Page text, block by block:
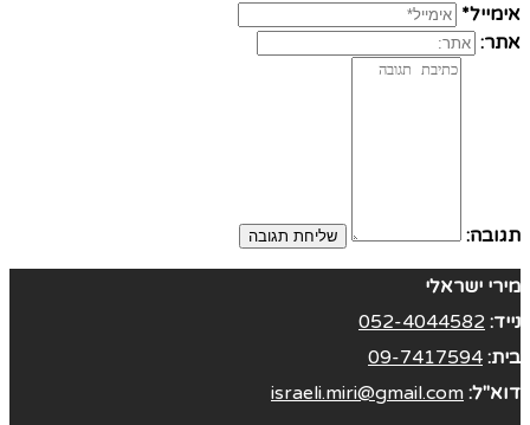
אימייל*
אתר:
תגובה:
מירי ישראלי
נייד: 052-4044582
בית: 09-7417594
דוא"ל: israeli.miri@gmail.com